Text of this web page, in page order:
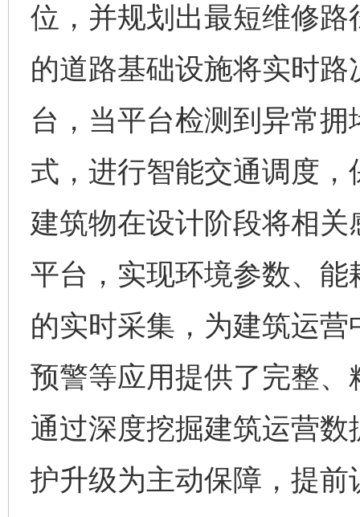
位，并规划出最短维修
的道路基础设施将实时
台，当平台检测到异常
式，进行智能交通调度
建筑物在设计阶段将相
平台，实现环境参数、
的实时采集，为建筑运
预警等应用提供了完整
通过深度挖掘建筑运营
护升级为主动保障，提